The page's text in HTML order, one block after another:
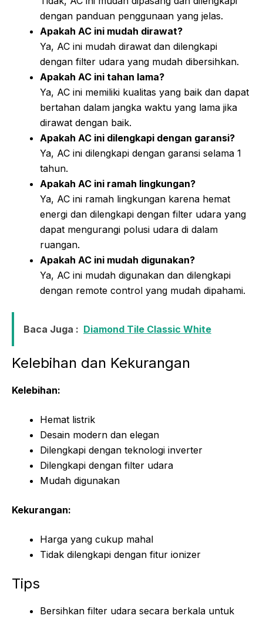
dengan panduan penggunaan yang jelas.
Apakah AC ini mudah dirawat?
Ya, AC ini mudah dirawat dan dilengkapi
dengan filter udara yang mudah dibersihkan.
Apakah AC ini tahan lama?
Ya, AC ini memiliki kualitas yang baik dan dapat
bertahan dalam jangka waktu yang lama jika
dirawat dengan baik.
Apakah AC ini dilengkapi dengan garansi?
Ya, AC ini dilengkapi dengan garansi selama 1
tahun.
Apakah AC ini ramah lingkungan?
Ya, AC ini ramah lingkungan karena hemat
energi dan dilengkapi dengan filter udara yang
dapat mengurangi polusi udara di dalam
ruangan.
Apakah AC ini mudah digunakan?
Ya, AC ini mudah digunakan dan dilengkapi
dengan remote control yang mudah dipahami.
Baca Juga : Diamond Tile Classic White
Kelebihan dan Kekurangan
Kelebihan:
Hemat listrik
Desain modern dan elegan
Dilengkapi dengan teknologi inverter
Dilengkapi dengan filter udara
Mudah digunakan
Kekurangan:
Harga yang cukup mahal
Tidak dilengkapi dengan fitur ionizer
Tips
Bersihkan filter udara secara berkala untuk